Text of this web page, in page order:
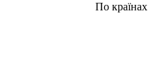
По країнах